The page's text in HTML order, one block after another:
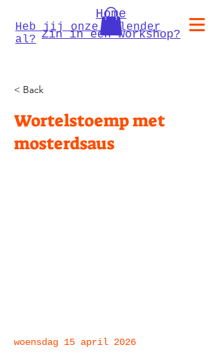
Heb jij onze kalender
al? Zin in een workshop?
Home
< Back
Wortelstoemp met
mosterdsaus
woensdag 15 april 2026